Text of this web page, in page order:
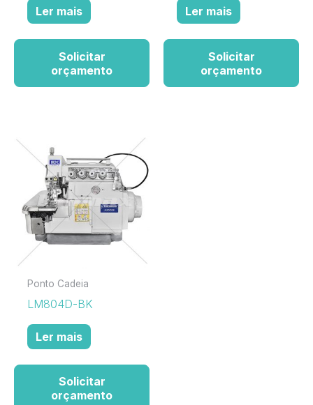
Ler mais
Solicitar
orçamento
Ler mais
Solicitar
orçamento
Ponto Cadeia
LM804D-BK
Ler mais
Solicitar
orçamento